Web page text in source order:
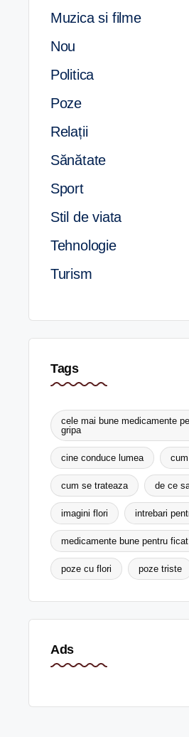
Muzica si filme
Nou
Politica
Poze
Relații
Sănătate
Sport
Stil de viata
Tehnologie
Turism
Tags
cele mai bune medicamente
gripa
cine conduce lumea
cum se trateaza de ce
imagini flori intrebari
medicamente bune pentru ficat
poze cu flori poze triste
Ads